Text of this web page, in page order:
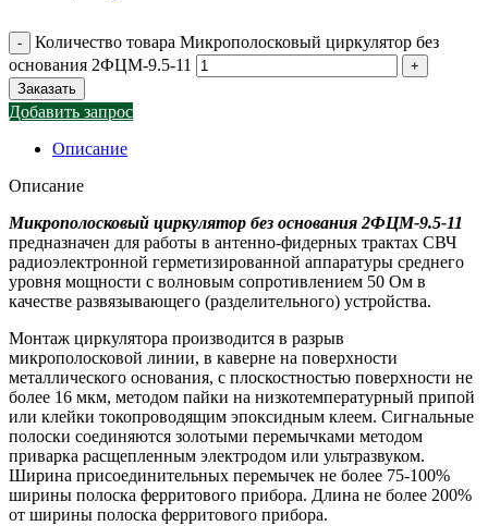
Количество товара Микрополосковый циркулятор без
основания 2ФЦМ-9.5-11
Заказать
Добавить запрос
Описание
Описание
Микрополосковый циркулятор без основания 2ФЦМ-9.5-11
предназначен для работы в антенно-фидерных трактах СВЧ
радиоэлектронной герметизированной аппаратуры среднего
уровня мощности с волновым сопротивлением 50 Ом в
качестве развязывающего (разделительного) устройства.
Монтаж циркулятора производится в разрыв
микрополосковой линии, в каверне на поверхности
металлического основания, с плоскостностью поверхности не
более 16 мкм, методом пайки на низкотемпературный припой
или клейки токопроводящим эпоксидным клеем. Сигнальные
полоски соединяются золотыми перемычками методом
приварка расщепленным электродом или ультразвуком.
Ширина присоединительных перемычек не более 75-100%
ширины полоска ферритового прибора. Длина не более 200%
от ширины полоска ферритового прибора.